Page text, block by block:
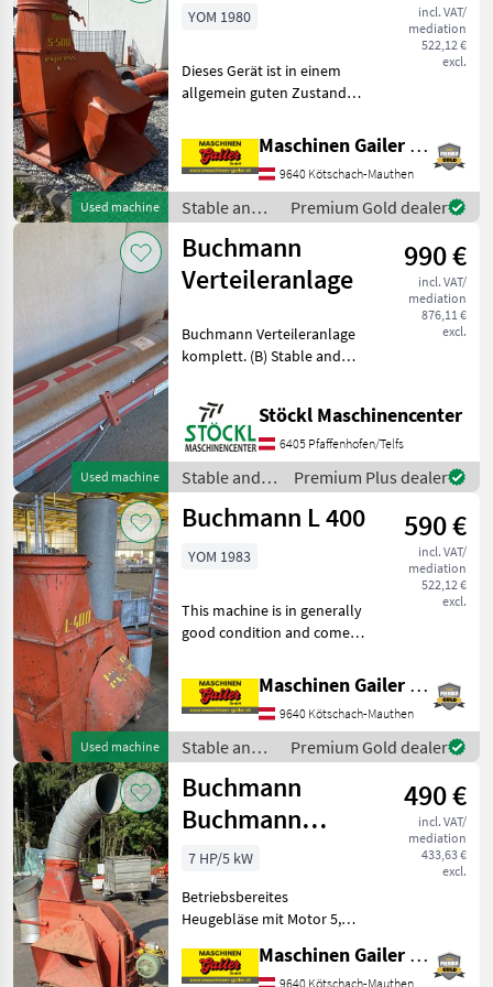
Used machine
incl. VAT/
mediation
522,12 €
excl.
YOM 1980
Dieses Gerät ist in einem
allgemein guten Zustand
ausgestattet. Der Anschluss
für die Rohre beträgt 500
mm. Dieses Gerät ist in
einem allgemein
Maschinen Gailer GmbH
9640 Kötschach-Mauthen
Stable and
yard
equipment /
Buchmann
Premium Gold dealer
Used machine
Buchmann
Verteileranlage
990 €
incl. VAT/
mediation
876,11 €
excl.
Buchmann Verteileranlage
komplett. (B) Stable and
equipment
Stöckl Maschinencenter
6405 Pfaffenhofen/Telfs
Stable and
yard
equipment /
Premium Plus dealer
Used machine
Buchmann L 400 590 €
incl. VAT/
mediation
522,12 €
excl.
YOM 1983
This machine is in generally
good condition and comes
motor and two pipes (1 m
and 2 m long), including
clamps. We look forward to
hearing
Maschinen Gailer GmbH
9640 Kötschach-Mauthen
Stable and
yard
equipment /
Buchmann
Premium Gold dealer
Buchmann
Buchmann
Piccolo Express
490 €
incl. VAT/
mediation
433,63 €
excl.
7 HP/5 kW
Betriebsbereites
Heugebläse mit Motor 5,
freuen uns auf Ihre Anfrage!
Maschinen Gailer GmbH
9640 Kötschach-Mauthen